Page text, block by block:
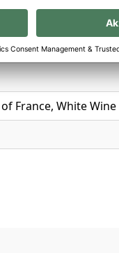
France, White Wine